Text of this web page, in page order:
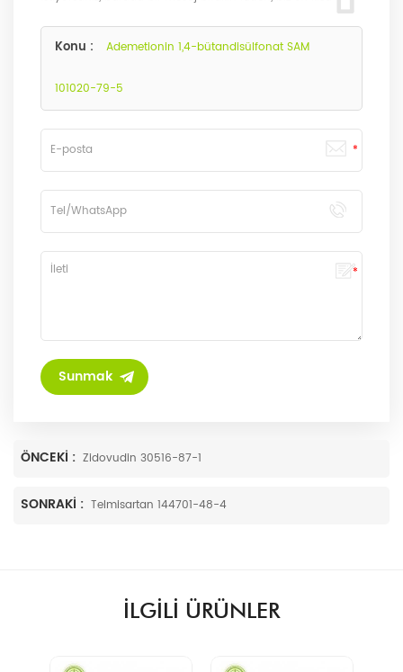
Konu : Ademetionin 1,4-bütandisülfonat SAM
101020-79-5
ÖNCEKI : Zidovudin 30516-87-1
SONRAKI : Telmisartan 144701-48-4
ILGILI ÜRÜNLER